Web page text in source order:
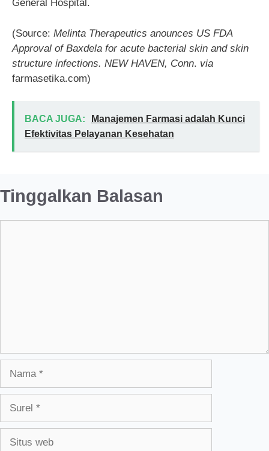
General Hospital.
(Source: Melinta Therapeutics anounces US FDA
Approval of Baxdela for acute bacterial skin and skin
structure infections. NEW HAVEN, Conn. via
farmasetika.com)
BACA JUGA:
Manajemen Farmasi adalah Kunci
Efektivitas Pelayanan Kesehatan
Tinggalkan Balasan